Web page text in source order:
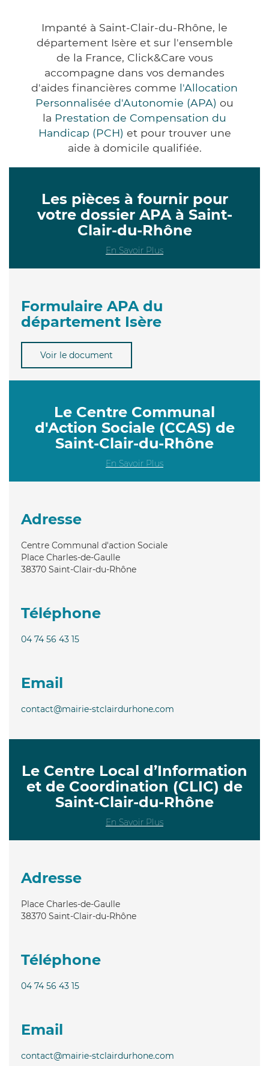
Impanté à Saint-Clair-du-Rhône, le
département Isère et sur l'ensemble
de la France, Click&Care vous
accompagne dans vos demandes
d'aides financières comme l'Allocation
Personnalisée d'Autonomie (APA) ou
la Prestation de Compensation du
Handicap (PCH) et pour trouver une
aide à domicile qualifiée.
Les pièces à fournir pour
votre dossier APA à Saint-
Clair-du-Rhône
En Savoir Plus
Formulaire APA du
département Isère
Voir le document
Le Centre Communal
d'Action Sociale (CCAS) de
Saint-Clair-du-Rhône
En Savoir Plus
Adresse
Centre Communal d'action Sociale
Place Charles-de-Gaulle
38370 Saint-Clair-du-Rhône
Téléphone
04 74 56 43 15
Email
contact@mairie-stclairdurhone.com
Le Centre Local d’Information
et de Coordination (CLIC) de
Saint-Clair-du-Rhône
En Savoir Plus
Adresse
Place Charles-de-Gaulle
38370 Saint-Clair-du-Rhône
Téléphone
04 74 56 43 15
Email
contact@mairie-stclairdurhone.com